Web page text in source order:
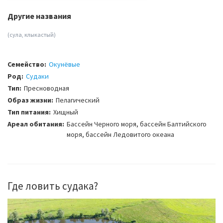
Другие названия
(сула, клыкастый)
Семейство: Окунёвые
Род: Судаки
Тип: Пресноводная
Образ жизни: Пелагический
Тип питания: Хищный
Ареал обитания: Бассейн Черного моря, бассейн Балтийского
моря, бассейн Ледовитого океана
Где ловить судака?